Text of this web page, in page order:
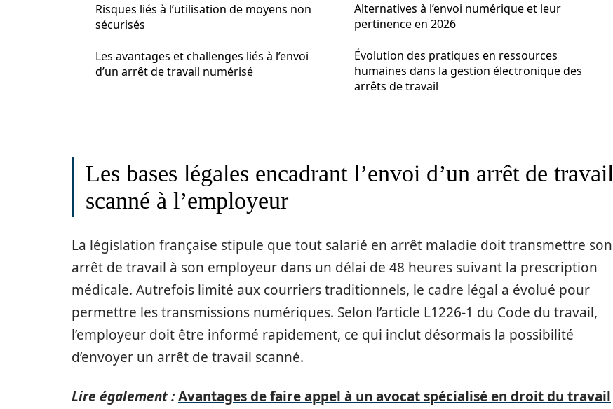
Risques liés à l’utilisation de moyens non
sécurisés
Les avantages et challenges liés à l’envoi
d’un arrêt de travail numérisé
Alternatives à l’envoi numérique et leur
pertinence en 2026
Évolution des pratiques en ressources
humaines dans la gestion électronique des
arrêts de travail
Les bases légales encadrant l’envoi d’un arrêt de travail
scanné à l’employeur
La législation française stipule que tout salarié en arrêt maladie doit transmettre son
arrêt de travail à son employeur dans un délai de 48 heures suivant la prescription
médicale. Autrefois limité aux courriers traditionnels, le cadre légal a évolué pour
permettre les transmissions numériques. Selon l’article L1226-1 du Code du travail,
l’employeur doit être informé rapidement, ce qui inclut désormais la possibilité
d’envoyer un arrêt de travail scanné.
Lire également :Avantages de faire appel à un avocat spécialisé en droit du travail